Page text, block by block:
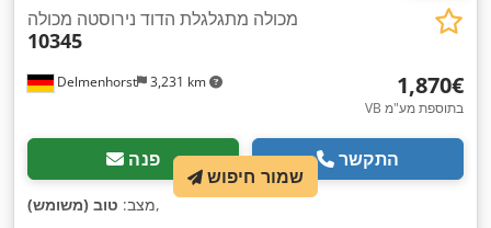
Delmenhorst 3,231 km
מכולה מתגלגלת הדוד נירוסטה מכולה
10345
‏1,870 ‏€
VB בתוספת מע"מ
פנה התקשר
מצב: טוב (משומש) ,
שמור חיפוש